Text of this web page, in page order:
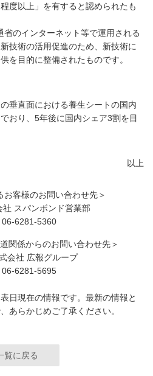
度以上」を有すると認められたも
のインターネット等で運用される
技術の活用促進のため、新技術に
を目的に整備されたものです。
垂直面における養生シートの国内
おり、5年後に国内シェア3割を目
以上
お客様のお問い合わせ先＞
社 スパンボンド営業部
06-6281-5360
関係からのお問い合わせ先＞
会社 広報グループ
06-6281-5695
日現在の情報です。最新の情報と
あらかじめご了承ください。
覧に戻る